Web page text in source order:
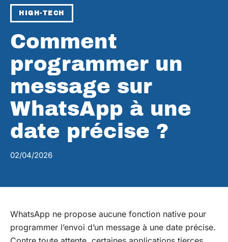
HIGH-TECH
Comment
programmer un
message sur
WhatsApp à une
date précise ?
02/04/2026
WhatsApp ne propose aucune fonction native pour
programmer l’envoi d’un message à une date précise.